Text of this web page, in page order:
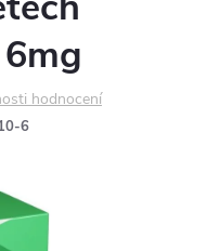
hodnocení
6